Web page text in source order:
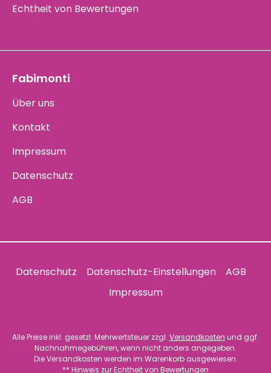
Echtheit von Bewertungen
Fabimonti
Über uns
Kontakt
Impressum
Datenschutz
AGB
Datenschutz Datenschutz-Einstellungen
AGB
Impressum
Alle Preise inkl. gesetzl. Mehrwertsteuer zzgl. Versandkosten und ggf.
Nachnahmegebühren, wenn nicht anders angegeben.
Die Versandkosten werden im Warenkorb ausgewiesen.
** Hinweis zurEchtheit von Bewertungen